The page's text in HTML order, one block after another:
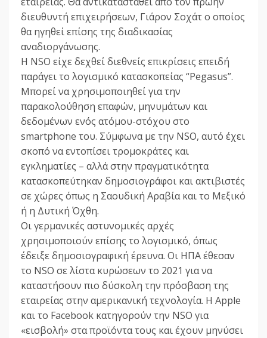
διευθυντή επιχειρήσεων, Γιάρον Σοχάτ ο οποίος
θα ηγηθεί επίσης της διαδικασίας
αναδιοργάνωσης.
Η NSO είχε δεχθεί διεθνείς επικρίσεις επειδή
παράγει το λογισμικό κατασκοπείας “Pegasus”.
Μπορεί να χρησιμοποιηθεί για την
παρακολούθηση επαφών, μηνυμάτων και
δεδομένων ενός ατόμου-στόχου στο
smartphone του. Σύμφωνα με την NSO, αυτό έχει
σκοπό να εντοπίσει τρομοκράτες και
εγκληματίες – αλλά στην πραγματικότητα
κατασκοπεύτηκαν δημοσιογράφοι και ακτιβιστές
σε χώρες όπως η Σαουδική Αραβία και το Μεξικό
ή η Δυτική Όχθη.
Οι γερμανικές αστυνομικές αρχές
χρησιμοποιούν επίσης το λογισμικό, όπως
έδειξε δημοσιογραφική έρευνα. Οι ΗΠΑ έθεσαν
το NSO σε λίστα κυρώσεων το 2021 για να
καταστήσουν πιο δύσκολη την πρόσβαση της
εταιρείας στην αμερικανική τεχνολογία. Η Apple
και το Facebook κατηγορούν την NSO για
«εισβολή» στα προϊόντα τους και έχουν μηνύσει